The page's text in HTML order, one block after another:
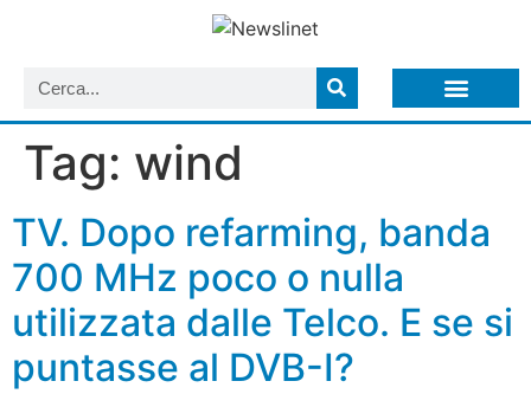
Tag: wind
TV. Dopo refarming, banda
700 MHz poco o nulla
utilizzata dalle Telco. E se si
puntasse al DVB-I?